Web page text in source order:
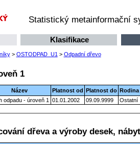
Statistický metainformační
Klasifikace
> OSTODPAD_U1 > Odpadní dřevo
1
Název Platnost od Platnost do Rodina
odpadu - úroveň 1 01.01.2002 09.09.9999 Ostatní
dřeva a výroby desek,